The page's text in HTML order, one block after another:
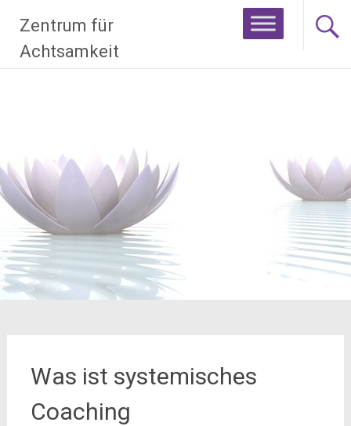
Inhalt
springen
Zentrum für
Achtsamkeit
Was ist systemisches
Coaching